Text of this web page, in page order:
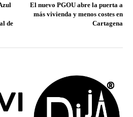
de
El nuevo PGOU abre la puerta a
más vivienda y menos costes en
Cartagena